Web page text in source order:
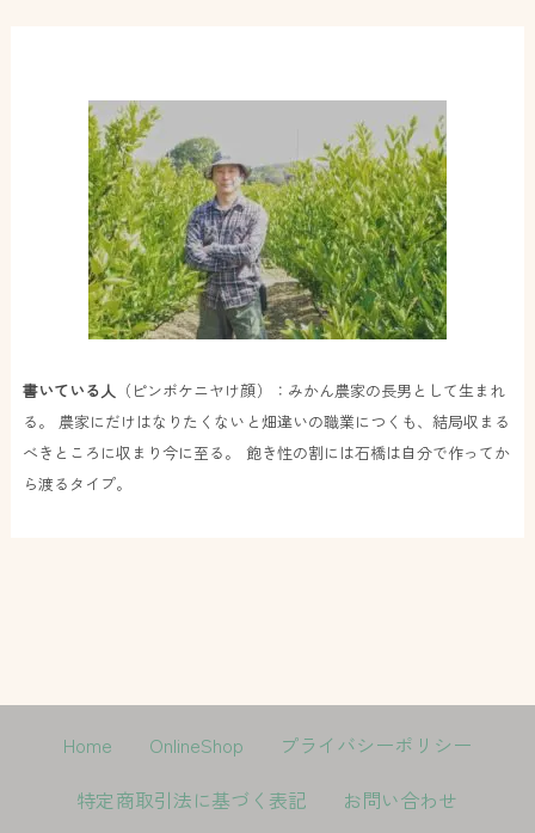
書いている人 （ピンボケニヤけ顔）：みかん農家の長男として生まれ
る。 農家にだけはなりたくないと畑違いの職業につくも、結局収まる
べきところに収まり今に至る。 飽き性の割には石橋は自分で作ってか
ら渡るタイプ。
Home OnlineShop
プライバシーポリシー
特定商取引法に基づく表記
お問い合わせ